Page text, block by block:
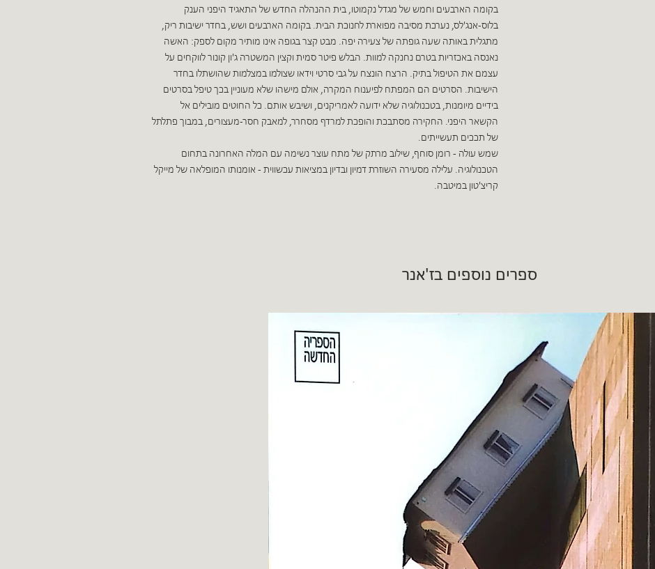
בקומה הארבעים וחמש של מגדל נקמוטו, בית ההנהלה החדש של התאגיד היפני הענק
בלוס-אנג'לס, נערכת מסיבה מפוארת לחנוכת הבית. בקומה הארבעים ושש, בחדר ישיבות ריק,
מתגלית באותה שעה גופתה של צעירה יפה. מבט קצר בגופה אינו מותיר מקום לספק: האשה
נאנסה באכזריות בטרם נחנקה למוות. הבלש פיטר סמית וקצין המשטרה ג'ון קונור לווקחים על
עצמם את הטיפול בתיק. הרצח הונצח על גבי סרטי וידאו שצולמו במצלמות שהושתלו בחדר
הישיבות. הסרטים הם המפתח לפיענוח המקרה, אולם מישהו שלא מעוניין בכך טיפל בסרטים
בידיים מיומנות, בטכנולוגיה שלא ידועה לאמריקנים, ושיבש אותם. כל החוטים מובילים אל
הקשאר היפני. החקירה מסתבכת והופכת למרדף מסחרר, למאבק חסר-מעצורים, במבוך פתלתל
של תככים תעשייתים.
שמש עולה - רומן סוחף, שילוב מרתק של מתח עוצר נשימה עם המלה האחרונה בתחום
הטכנולוגיה. עלילה מסעירה השוזרת דמיון ובדיון במציאות עכשווית - אומנותו המופלאה של מייקל
קריצ'טון במיטבה.
ספרים נוספים בז'אנר